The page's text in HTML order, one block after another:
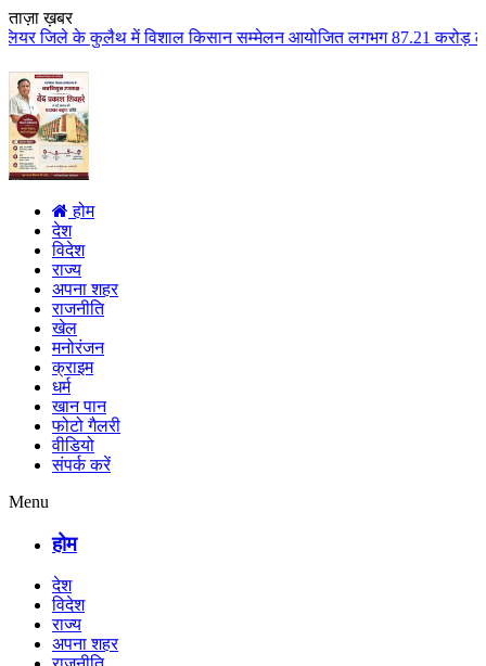
ताज़ा ख़बर
सम्मेलन आयोजित लगभग 87.21 करोड़ लागत के 41 विकास
होम
देश
विदेश
राज्य
अपना शहर
राजनीति
खेल
मनोरंजन
क्राइम
धर्म
खान पान
फोटो गैलरी
वीडियो
संपर्क करें
Menu
होम
देश
विदेश
राज्य
अपना शहर